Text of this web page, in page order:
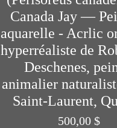
Canada Jay —
aquarelle - Acrlic
hyperréaliste de
Deschenes,
animalier
Saint-Laurent,
500,00 $